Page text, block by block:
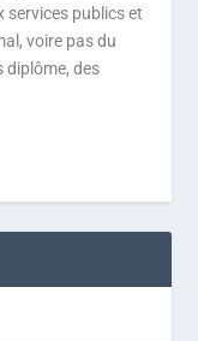
services publics et
voire pas du
diplôme, des